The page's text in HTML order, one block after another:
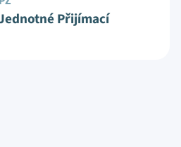
Přijímací